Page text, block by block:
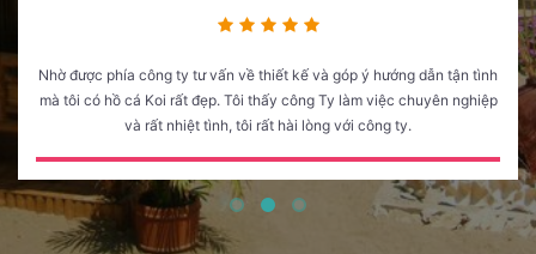
Nhờ được phía công ty tư vấn về thiết kế và góp ý hướng dẫn tận tình
mà tôi có hồ cá Koi rất đẹp. Tôi thấy công Ty làm việc chuyên nghiệp
và rất nhiệt tình, tôi rất hài lòng với công ty.